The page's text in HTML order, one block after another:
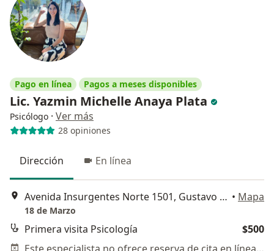
Pago en línea Pagos a meses disponibles
Lic. Yazmin Michelle Anaya Plata
Psicólogo · Ver más
28 opiniones
Dirección En línea
Avenida Insurgentes Norte 1501, Gustavo A Madero • Mapa
18 de Marzo
Primera visita Psicología
$500